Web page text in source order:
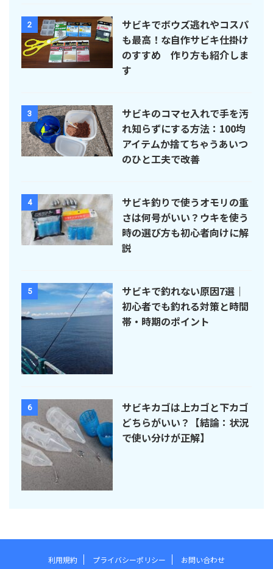
2
サビキでボウズ逃れやコスパ
も最高！な自作サビキ仕掛け
のすすめ 作り方も紹介しま
す
3
サビキのコマセ入れで手を汚
れ知らずにする方法：100均
アイテムか捨てちゃうあいつ
のひと工夫で改善
4
サビキ釣りで使うオモリの重
さは何号がいい？ウキを使う
時の選び方も初心者向けに解
説
5
サビキで釣れない原因7選｜
初心者でも釣れる対策と時間
帯・時期のポイント
6
サビキカゴは上カゴと下カゴ
どちらがいい？【結論：状況
で使い分けが正解】
利用規約 プライバシーポリシー お問い合わせ